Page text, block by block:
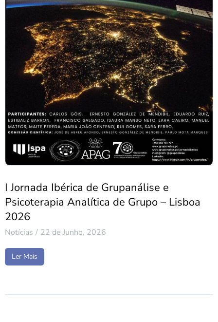
I Jornada Ibérica de Grupanálise e
Psicoterapia Analítica de Grupo – Lisboa
2026
Notícias 22 de Junho, 2026
Ler Mais